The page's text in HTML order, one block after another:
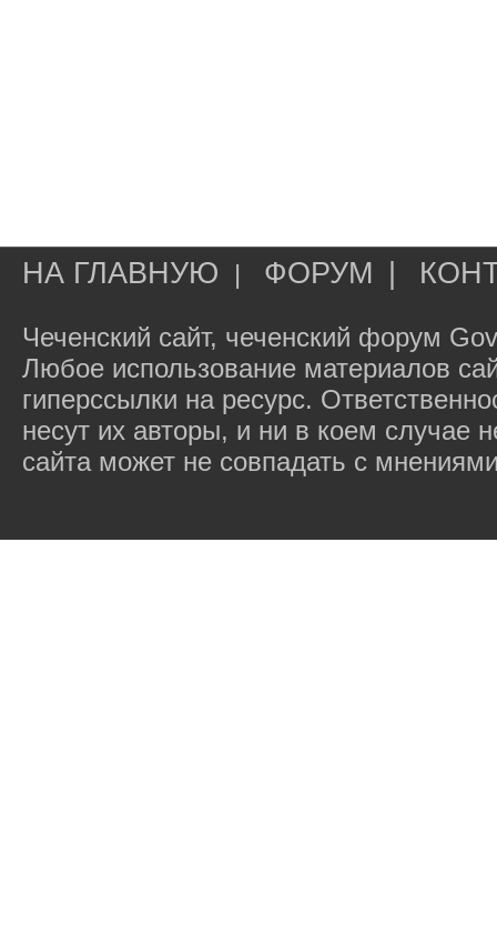
НА ГЛАВНУЮ | ФОРУМ
Чеченский сайт, чеченский форум
Любое использование материалов
гиперссылки на ресурс.
несут их авторы, и ни в коем случае
сайта может не совпадать с